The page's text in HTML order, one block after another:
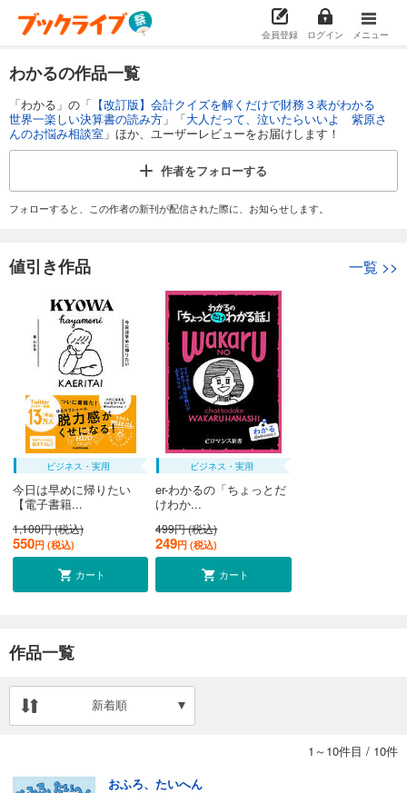
会員登録 ログイン メニュー
わかるの作品一覧
「わかる」の「 【改訂版】会計クイズを解くだけで財務３表がわかる
世界一楽しい決算書の読み方 」「大人だって、泣いたらいいよ 紫原さ
んのお悩み相談室 」ほか、ユーザーレビューをお届けします！
作者をフォローする
フォローすると、この作者の新刊が配信された際に、お知らせします。
値引き作品 一覧 >>
ビジネス・実用
今日は早めに帰りたい
【電子書籍...
1,100円 (税込)
550円 (税込)
カート
ビジネス・実用
er-わかるの「ちょっとだ
けわか...
499円 (税込)
249円 (税込)
カート
作品一覧
新着順
1～10件目 / 10件
おふろ、たいへん